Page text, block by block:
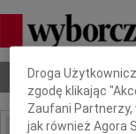
Nekrologi Odeszli
Dbamy o Twoją
Droga
zgodę klikając
Zaufani Partnerzy,
jak również Agora